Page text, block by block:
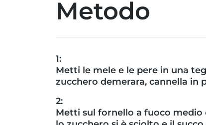
Metodo
1:
Metti le mele e le pere in una
zucchero demerara, cannella in
2:
Metti sul fornello a fuoco